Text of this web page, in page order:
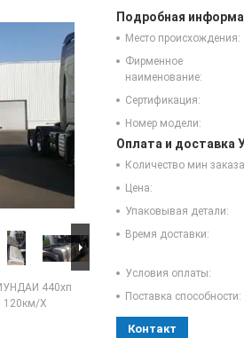
440хп
120км/Х
Подробная
Место происхождения:
Фирменное
наименование:
Сертификация:
Номер модели:
Оплата и доставка
Количество мин
Цена:
Упаковывая детали:
Время доставки:
Условия оплаты:
Поставка способности:
Контакт